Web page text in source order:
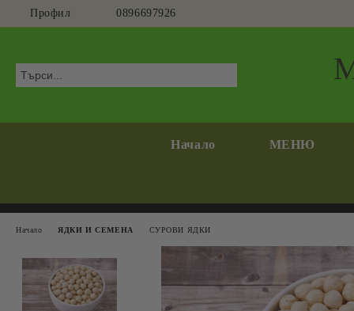
Профил 0896697926
Начало МЕНЮ
Начало ЯДКИ И СЕМЕНА СУРОВИ ЯДКИ